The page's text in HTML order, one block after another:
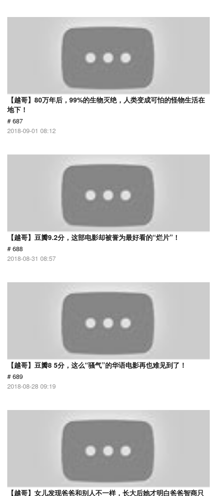
【越哥】80万年后，99%的生物灭绝，人类变成可怕的怪物生活在
地下！
# 687
2018-09-01 08:12
【越哥】豆瓣9.2分，这部电影却被誉为最好看的“烂片”！
# 688
2018-08-31 08:57
【越哥】豆瓣8 5分，这么“骚气”的华语电影再也难见到了！
# 689
2018-08-28 09:19
【越哥】女儿发现爸爸和别人不一样，长大后她才明白爸爸智商只